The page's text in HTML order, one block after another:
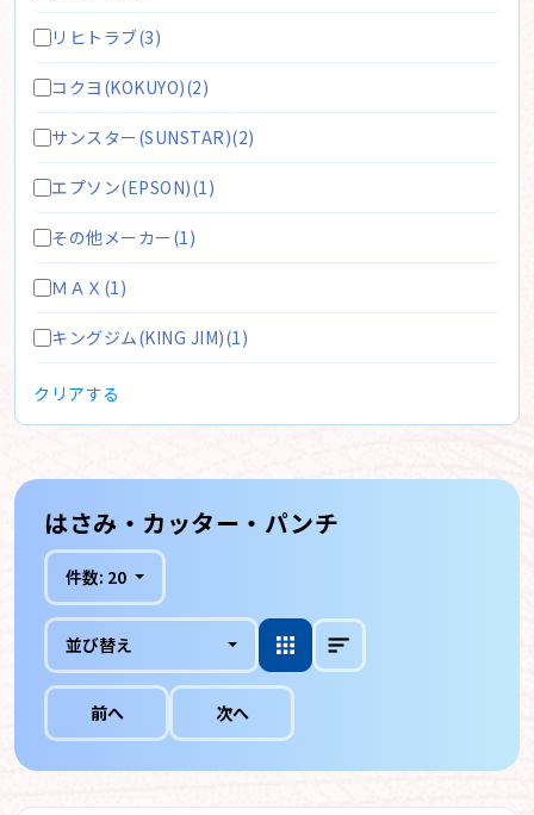
リヒトラブ(3)
コクヨ(KOKUYO)(2)
サンスター(SUNSTAR)(2)
エプソン(EPSON)(1)
その他メーカー(1)
ＭＡＸ(1)
キングジム(KING JIM)(1)
クリアする
はさみ・カッター・パンチ
件数: 20
並び替え
前へ 次へ